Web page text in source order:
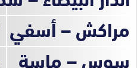
مراكش – أسفي
سوس – ماسة